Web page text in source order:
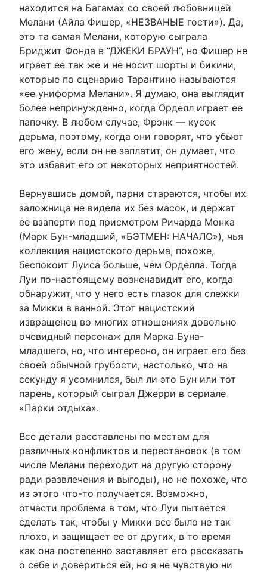
находится на Багамах со своей любовницей
Мелани (Айла Фишер, «НЕЗВАНЫЕ гости»). Да,
это та самая Мелани, которую сыграла
Бриджит Фонда в “ДЖЕКИ БРАУН”, но Фишер не
играет ее так же и не носит шорты и бикини,
которые по сценарию Тарантино называются
«ее униформа Мелани». Я думаю, она выглядит
более непринужденно, когда Орделл играет ее
папочку. В любом случае, Фрэнк — кусок
дерьма, поэтому, когда они говорят, что убьют
его жену, если он не заплатит, он думает, что
это избавит его от некоторых неприятностей.
Вернувшись домой, парни стараются, чтобы их
заложница не видела их без масок, и держат
ее взаперти под присмотром Ричарда Монка
(Марк Бун-младший, «БЭТМЕН: НАЧАЛО»), чья
коллекция нацистского дерьма, похоже,
беспокоит Луиса больше, чем Орделла. Тогда
Луи по-настоящему возненавидит его, когда
обнаружит, что у него есть глазок для слежки
за Микки в ванной. Этот нацистский
извращенец во многих отношениях довольно
очевидный персонаж для Марка Буна-
младшего, но, что интересно, он играет его без
своей обычной грубости, настолько, что на
секунду я усомнился, был ли это Бун или тот
парень, который сыграл Джерри в сериале
«Парки отдыха».
Все детали расставлены по местам для
различных конфликтов и перестановок (в том
числе Мелани переходит на другую сторону
ради развлечения и выгоды), но не похоже, что
из этого что-то получается. Возможно,
отчасти проблема в том, что Луи пытается
сделать так, чтобы у Микки все было не так
плохо, и защищает ее от других, в то время
как она постепенно заставляет его рассказать
о себе и довериться ей, но я не чувствую ни